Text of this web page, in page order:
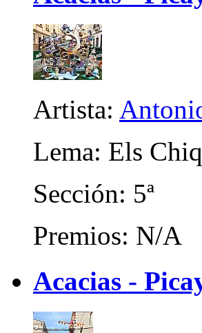
Artista:
Lema: Els
Sección: 5ª
Premios: N/A
Acacias -